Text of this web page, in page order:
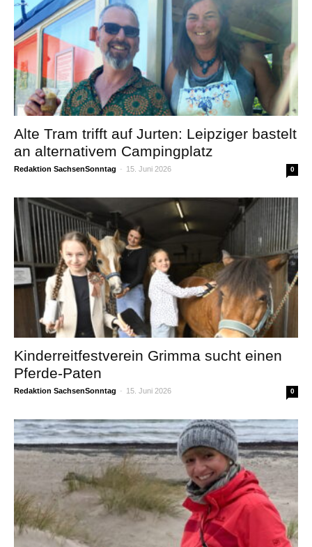
Alte Tram trifft auf Jurten: Leipziger bastelt
an alternativem Campingplatz
Redaktion SachsenSonntag - 15. Juni 2026 0
Kinderreitfestverein Grimma sucht einen
Pferde-Paten
Redaktion SachsenSonntag - 15. Juni 2026 0